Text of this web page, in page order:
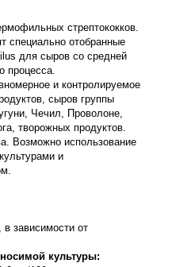
стрептококков.
специально отобранные
для сыров со средней
процесса.
и контролируемое
сыров группы
Чечил, Проволоне,
творожных продуктов.
Возможно использование
и
зависимости от
культуры: